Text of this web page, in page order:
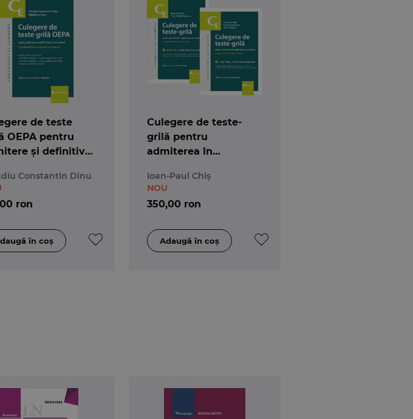
Consiliului U.N.B.R. nr. 428/2018(M. Of. nr. 64 din 25 ianuarie 2019) si prin
O modificare bine-venita in Statut este acceptarea oficiala a angajatului
aceasta modificare fie ca o deschidere spre nou, fie ca o adaptare la
americane, fie o sansa catre alta cariera in drept.
cuvenite avocatilor pentru furnizarea serviciilor de asistenta
ajutor public judiciar, a serviciilor de asistenta judiciara si/sau
serviciilor de asistenta judiciara privind accesul international la
penala
, incheiat la data de
14 februarie 2019 intre Ministerul Justitiei,
Nationala a Barourilor din Romania
de teste
OEPA pentru
și definitivat
Constantin Dinu
ron
Culegere de teste-
grilă pentru
admiterea în
avocatură. Ediția a 7-a
Ioan-Paul Chiș
350,00 ron
NOU